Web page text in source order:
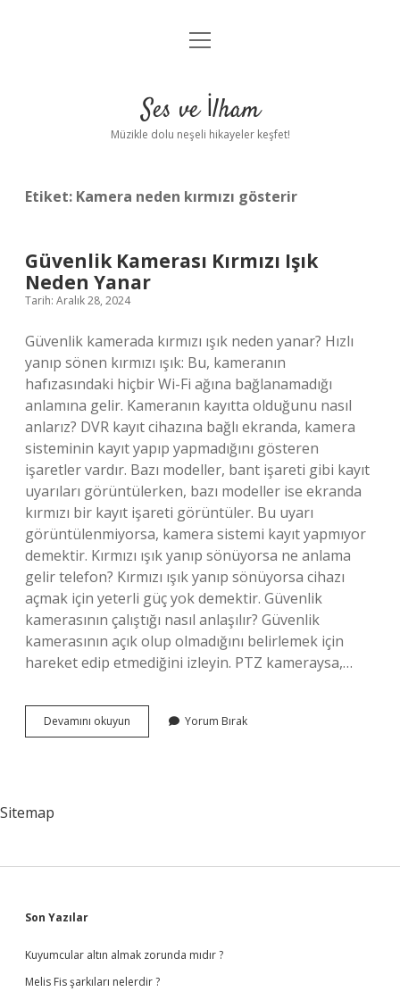
Anasayfa
Yasal Uyarı
menüyü
Ses ve İlham
Müzikle dolu neşeli hikayeler keşfet!
Etiket: Kamera neden kırmızı gösterir
Güvenlik Kamerası Kırmızı Işık
Neden Yanar
Tarih: Aralık 28, 2024
Güvenlik kamerada kırmızı ışık neden yanar? Hızlı
yanıp sönen kırmızı ışık: Bu, kameranın
hafızasındaki hiçbir Wi-Fi ağına bağlanamadığı
anlamına gelir. Kameranın kayıtta olduğunu nasıl
anlarız? DVR kayıt cihazına bağlı ekranda, kamera
sisteminin kayıt yapıp yapmadığını gösteren
işaretler vardır. Bazı modeller, bant işareti gibi kayıt
uyarıları görüntülerken, bazı modeller ise ekranda
kırmızı bir kayıt işareti görüntüler. Bu uyarı
görüntülenmiyorsa, kamera sistemi kayıt yapmıyor
demektir. Kırmızı ışık yanıp sönüyorsa ne anlama
gelir telefon? Kırmızı ışık yanıp sönüyorsa cihazı
açmak için yeterli güç yok demektir. Güvenlik
kamerasının çalıştığı nasıl anlaşılır? Güvenlik
kamerasının açık olup olmadığını belirlemek için
hareket edip etmediğini izleyin. PTZ kameraysa,…
Devamını okuyun Güvenlik
Kamerası
Yorum Bırak
Sitemap
Sidebar
Son Yazılar
Kuyumcular altın almak zorunda mıdır ?
Melis Fis şarkıları nelerdir ?